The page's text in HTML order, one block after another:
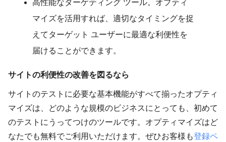
高性能なターゲティング ツール。オプティ
マイズを活用すれば、適切なタイミングを捉
えてターゲット ユーザーに最適な利便性を
届けることができます。
サイトの利便性の改善を図るなら
サイトのテストに必要な基本機能がすべて揃ったオプティ
マイズは、どのような規模のビジネスにとっても、初めて
のテストにうってつけのツールです。オプティマイズはど
なたでも無料でご利用いただけます。ぜひお客様も登録ペ